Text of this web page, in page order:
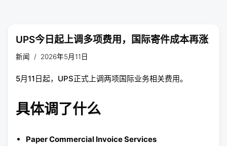
UPS今日起上调多项费用，国际寄件成本再涨
新闻 2026年5月11日
5月11日起，UPS正式上调两项国际业务相关费用。
具体调了什么
Paper Commercial Invoice Services